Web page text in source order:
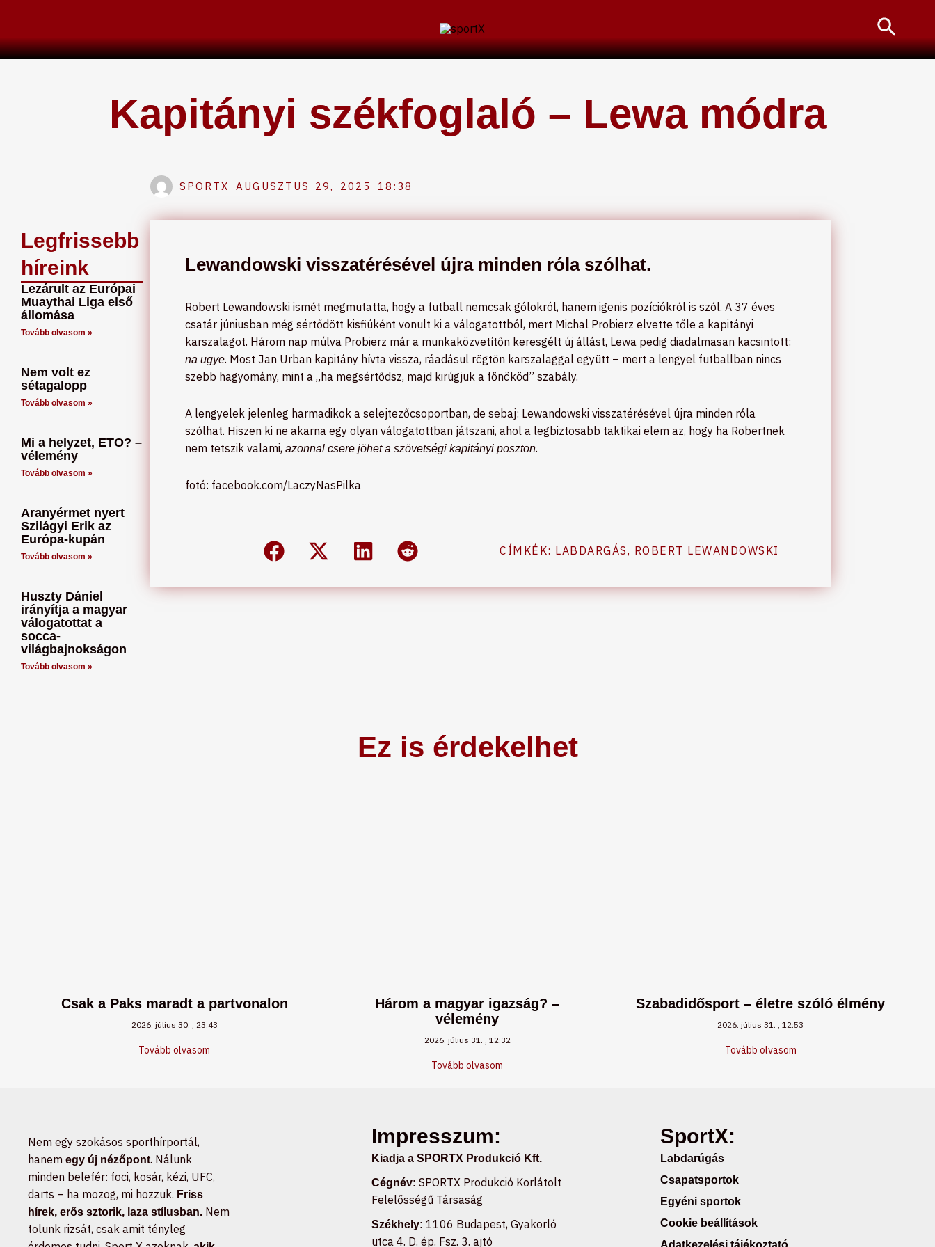
content
Kapitányi székfoglaló – Lewa módra
SPORTX AUGUSZTUS 29, 2025 18:38
Legfrissebb
híreink
Lezárult az Európai
Muaythai Liga első
állomása
Tovább olvasom »
Nem volt ez
sétagalopp
Tovább olvasom »
Mi a helyzet, ETO? –
vélemény
Tovább olvasom »
Aranyérmet nyert
Szilágyi Erik az
Európa-kupán
Tovább olvasom »
Huszty Dániel
irányítja a magyar
válogatottat a
socca-
világbajnokságon
Tovább olvasom »
Lewandowski visszatérésével újra minden róla szólhat.
Robert Lewandowski ismét megmutatta, hogy a futball nemcsak gólokról, hanem igenis pozíciókról is szól. A 37 éves
csatár júniusban még sértődött kisfiúként vonult ki a válogatottból, mert Michal Probierz elvette tőle a kapitányi
karszalagot. Három nap múlva Probierz már a munkaközvetítőn keresgélt új állást, Lewa pedig diadalmasan kacsintott:
na ugye. Most Jan Urban kapitány hívta vissza, ráadásul rögtön karszalaggal együtt – mert a lengyel futballban nincs
szebb hagyomány, mint a „ha megsértődsz, majd kirúgjuk a főnököd” szabály.
A lengyelek jelenleg harmadikok a selejtezőcsoportban, de sebaj: Lewandowski visszatérésével újra minden róla
szólhat. Hiszen ki ne akarna egy olyan válogatottban játszani, ahol a legbiztosabb taktikai elem az, hogy ha Robertnek
nem tetszik valami, azonnal csere jöhet a szövetségi kapitányi poszton.
fotó: facebook.com/LaczyNasPilka
CÍMKÉK: LABDARGÁS, ROBERT LEWANDOWSKI
Ez is érdekelhet
Csak a Paks maradt a partvonalon
2026. július 30. 23:43
Tovább olvasom
Három a magyar igazság? –
vélemény
2026. július 31. 12:32
Tovább olvasom
Szabadidősport – életre szóló élmény
2026. július 31. 12:53
Tovább olvasom
Nem egy szokásos sporthírportál,
hanem egy új nézőpont. Nálunk
minden belefér: foci, kosár, kézi, UFC,
darts – ha mozog, mi hozzuk. Friss
hírek, erős sztorik, laza stílusban. Nem
tolunk rizsát, csak amit tényleg
Impresszum:
Kiadja a SPORTX Produkció Kft.
Cégnév: SPORTX Produkció Korlátolt
Felelősségű Társaság
Székhely: 1106 Budapest, Gyakorló
utca 4. D. ép. Fsz. 3. ajtó
SportX:
Labdarúgás
Csapatsportok
Egyéni sportok
Cookie beállítások
Adatkezelési tájékoztató